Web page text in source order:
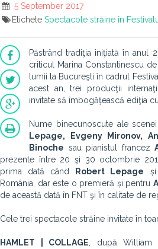
5 September 2017
Etichete Spectacole străine în
Păstrând tradiţia iniţiată în anul
criticul Marina Constantinescu
lumii la Bucureşti în cadrul
acest an, trei producţii
invitate să îmbogăţească ediţia
Nume binecunoscute ale
Lepage, Evgeny Mironov,
Binoche sau pianistul francez
prezente între 20 şi 30 octombrie
prima dată când
Robert Lepage și
România, dar este o premieră și pentru
de această dată în FNT şi în calitate de
Cele trei spectacole străine invitate în
HAMLET | COLLAGE , după William